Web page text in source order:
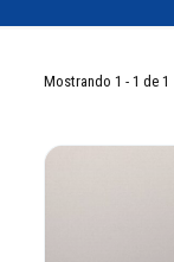
Mostrando 1 - 1 de 1